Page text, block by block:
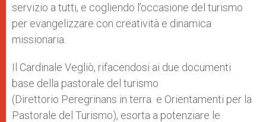
servizio a tutti, e cogliendo l’occasione del turismo
per evangelizzare con creatività e dinamica
missionaria.
Il Cardinale Vegliò, rifacendosi ai due documenti
base della pastorale del turismo
(Direttorio Peregrinans in terra e Orientamenti per la
Pastorale del Turismo), esorta a potenziare le